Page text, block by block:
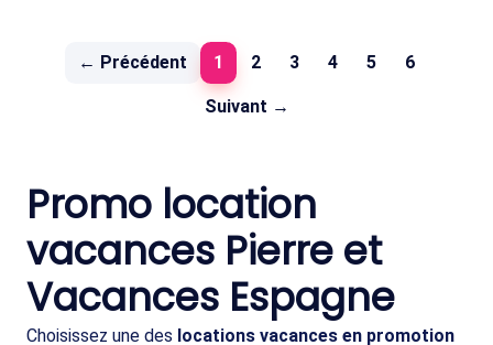
← Précédent 1 (current)
2 3 4 5 6
Suivant →
Promo location
vacances Pierre et
Vacances Espagne
Choisissez une des locations vacances en promotion